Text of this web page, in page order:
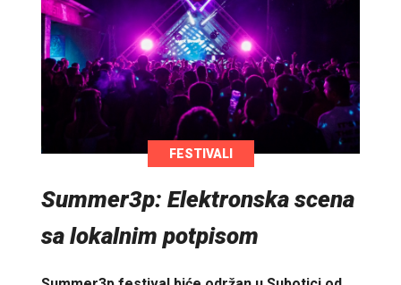
FESTIVALI
Summer3p: Elektronska scena
sa lokalnim potpisom